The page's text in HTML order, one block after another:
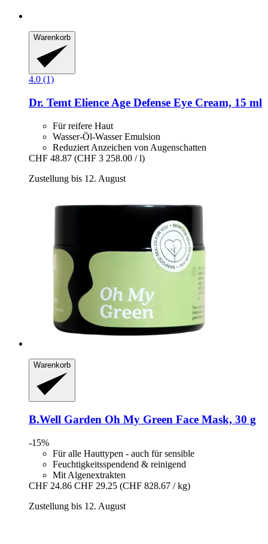
Warenkorb
4.0 (1)
Dr. Temt Elience Age Defense Eye Cream, 15 ml
Für reifere Haut
Wasser-Öl-Wasser Emulsion
Reduziert Anzeichen von Augenschatten
CHF 48.87 (CHF 3 258.00 / l)
Zustellung bis 12. August
Warenkorb
B.Well Garden Oh My Green Face Mask, 30 g
-15%
Für alle Hauttypen - auch für sensible
Feuchtigkeitsspendend & reinigend
Mit Algenextrakten
CHF 24.86 CHF 29.25 (CHF 828.67 / kg)
Zustellung bis 12. August